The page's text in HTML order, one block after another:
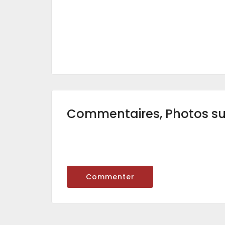
Commentaires, Photos
Commenter